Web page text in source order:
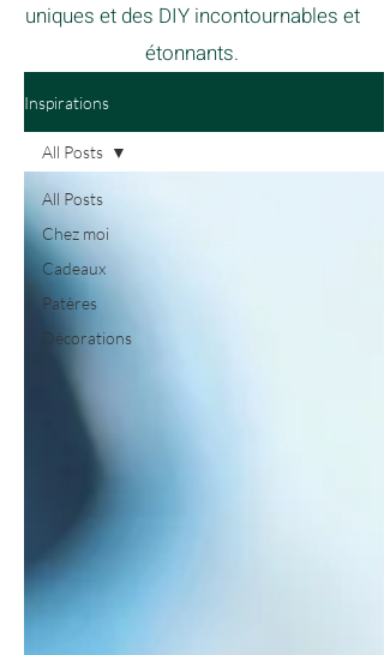
uniques et des DIY incontournables et
étonnants.
Inspirations
All Posts
Chez moi
Cadeaux
Patères
Décorations
All Posts